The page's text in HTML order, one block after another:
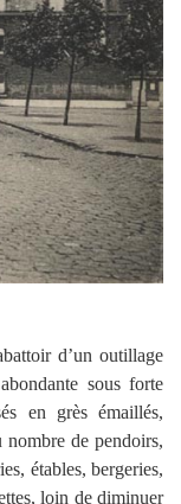
d’un outillage
sous forte
en grès émaillés,
nombre de pendoirs,
étables, bergeries,
loin de diminuer